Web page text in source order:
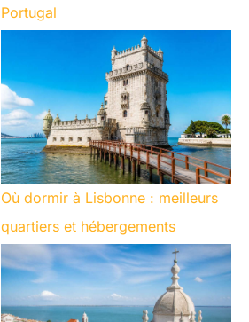
Portugal
Où dormir à Lisbonne : meilleurs
quartiers et hébergements